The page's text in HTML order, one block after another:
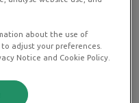
beschermd.
leefstijl van je huisdier
het beste past.
about the use of
adjust your preferences.
Notice and Cookie Policy.